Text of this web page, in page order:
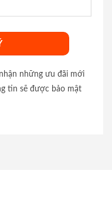
những ưu đãi mới
tin sẽ được bảo mật